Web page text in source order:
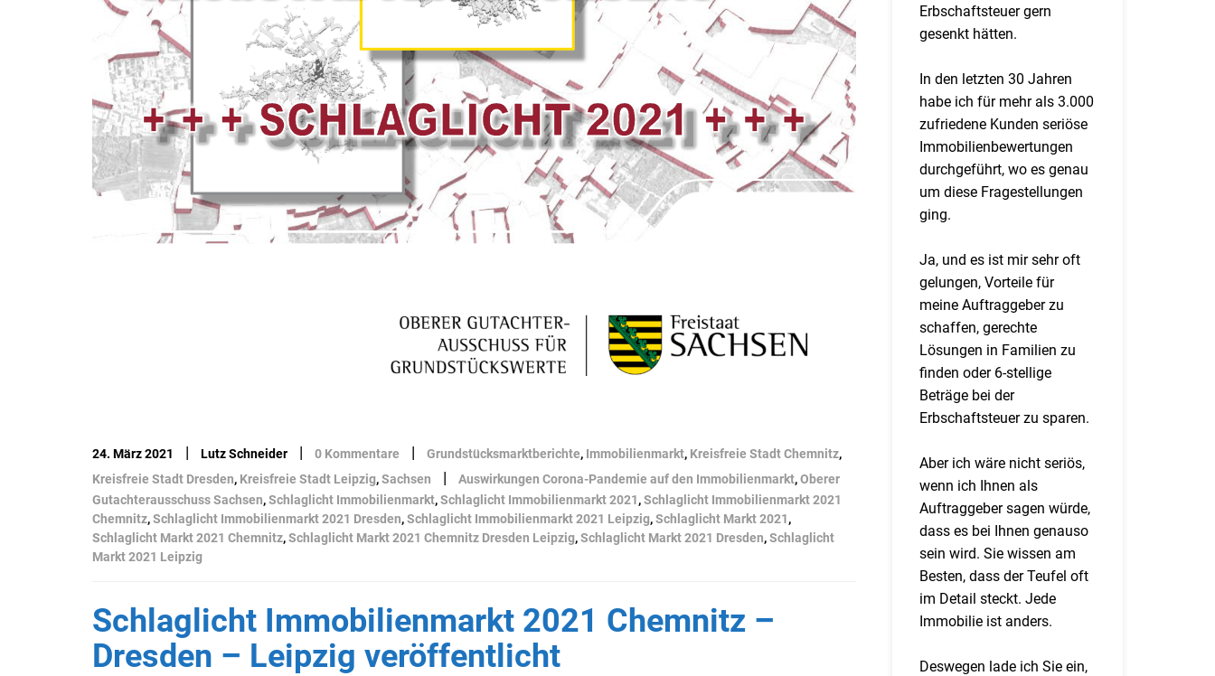
24. März 2021 | Lutz Schneider | 0 Kommentare | Grundstücksmarktberichte, Immobilienmarkt, Kreisfreie Stadt Chemnitz,
Kreisfreie Stadt Dresden, Kreisfreie Stadt Leipzig,Sachsen | Auswirkungen Corona-Pandemie auf den Immobilienmarkt,Oberer
Gutachterausschuss Sachsen,Schlaglicht Immobilienmarkt,Schlaglicht Immobilienmarkt 2021,Schlaglicht Immobilienmarkt 2021
Chemnitz,Schlaglicht Immobilienmarkt 2021 Dresden,Schlaglicht Immobilienmarkt 2021 Leipzig,Schlaglicht Markt 2021,
Schlaglicht Markt 2021 Chemnitz,Schlaglicht Markt 2021 Chemnitz Dresden Leipzig,Schlaglicht Markt 2021 Dresden,Schlaglicht
Markt 2021 Leipzig
Schlaglicht Immobilienmarkt 2021 Chemnitz –
Dresden – Leipzig veröffentlicht
Erbschaftsteuer gern
gesenkt hätten.
In den letzten 30 Jahren
habe ich für mehr als 3.000
zufriedene Kunden seriöse
Immobilienbewertungen
durchgeführt, wo es genau
um diese Fragestellungen
ging.
Ja, und es ist mir sehr oft
gelungen, Vorteile für
meine Auftraggeber zu
schaffen, gerechte
Lösungen in Familien zu
finden oder 6-stellige
Beträge bei der
Erbschaftsteuer zu sparen.
Aber ich wäre nicht seriös,
wenn ich Ihnen als
Auftraggeber sagen würde,
dass es bei Ihnen genauso
sein wird. Sie wissen am
Besten, dass der Teufel oft
im Detail steckt. Jede
Immobilie ist anders.
Deswegen lade ich Sie ein,